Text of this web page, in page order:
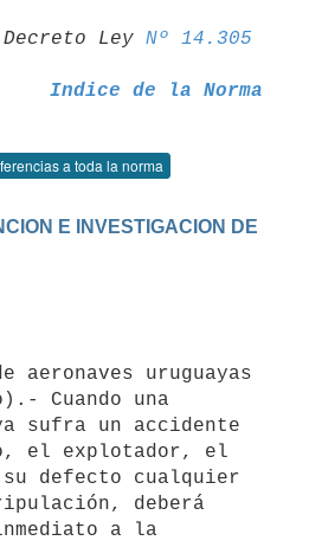
Decreto Ley Nº 14.305
Indice de la Norma
a toda la norma
E INVESTIGACION DE
Cuando una
sufra un accidente
el explotador, el
su defecto cualquier
deberá
a la